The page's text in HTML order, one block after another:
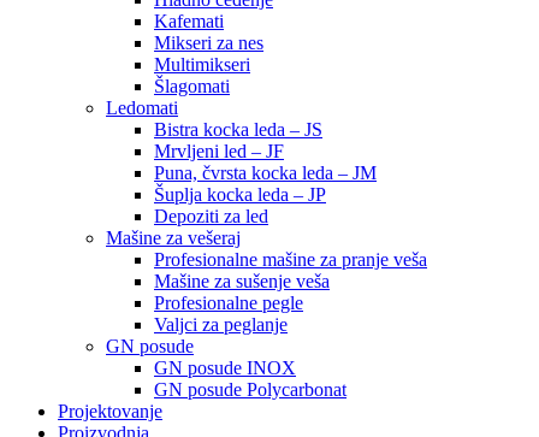
Kafemati
Mikseri za nes
Multimikseri
Šlagomati
Ledomati
Bistra kocka leda – JS
Mrvljeni led – JF
Puna, čvrsta kocka leda – JM
Šuplja kocka leda – JP
Depoziti za led
Mašine za vešeraj
Profesionalne mašine za pranje veša
Mašine za sušenje veša
Profesionalne pegle
Valjci za peglanje
GN posude
GN posude INOX
GN posude Polycarbonat
Projektovanje
Proizvodnja